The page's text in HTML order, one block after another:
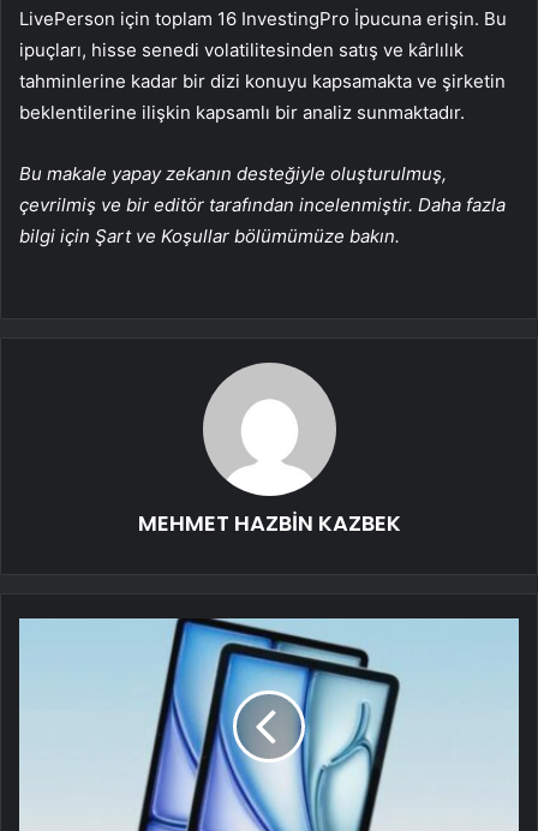
LivePerson için toplam 16 InvestingPro İpucuna erişin. Bu
ipuçları, hisse senedi volatilitesinden satış ve kârlılık
tahminlerine kadar bir dizi konuyu kapsamakta ve şirketin
beklentilerine ilişkin kapsamlı bir analiz sunmaktadır.
Bu makale yapay zekanın desteğiyle oluşturulmuş,
çevrilmiş ve bir editör tarafından incelenmiştir. Daha fazla
bilgi için Şart ve Koşullar bölümümüze bakın.
MEHMET HAZBİN KAZBEK